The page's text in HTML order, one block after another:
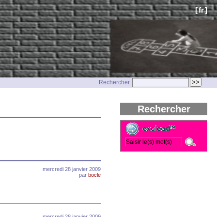
[fr]
Rechercher
mercredi 28 janvier 2009
par bocle
Rechercher